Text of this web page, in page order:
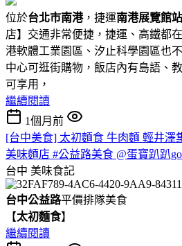
位於台北市南港，捷運南港展覽館站
店】交通非常便捷，捷運、高鐵都
港軟體工業園區、汐止科學園區也
中心可逛街購物，飯店內有島語、
可享用，
繼續閱讀
1個月前
[台中美食] 太初麵食 牛肉麵 輕井澤
美味麵店 #公益路美食 @蛋寶趴趴go
台中 美味食記
台中公益路平價排隊美食
【太初麵食】
繼續閱讀